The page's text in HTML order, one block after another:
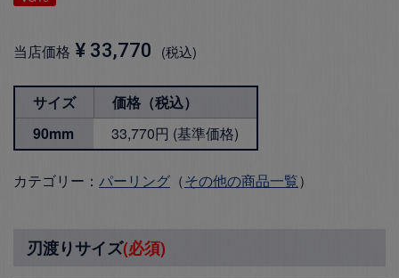
当店価格 ¥ 33,770 税込
サイズ
価格（税込）
90mm
33,770円 (基準価格)
カテゴリー： パーリング （その他の商品一覧）
刃渡りサイズ(必須)